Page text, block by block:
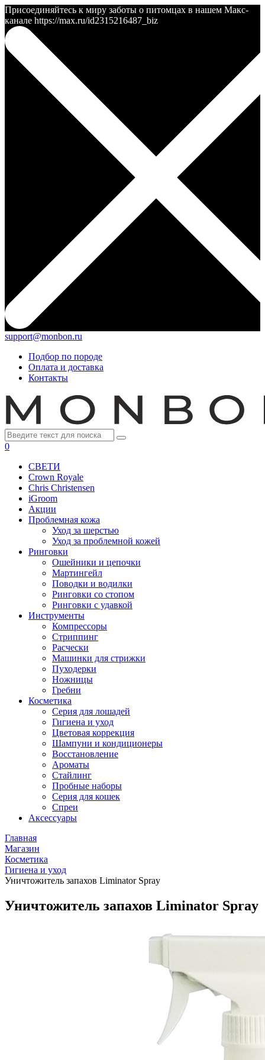
Присоединяйтесь к миру заботы о питомцах в нашем Макс-
канале https://max.ru/id2315216487_biz
support@monbon.ru
Подбор по породе
Оплата и доставка
Контакты
0
СВЕТИ
Crown Royale
Chris Christensen
iGroom
Акции
Проблемная кожа
Уход за шерстью
Уход за проблемной кожей
Ринговки
Ошейники и цепочки
Мартингейл
Поводки и водилки
Ринговки со стопом
Ринговки с удавкой
Инструменты
Компрессоры
Стриппинг
Расчески
Машинки для стрижки
Пуходерки
Ножницы
Гребни
Косметика
Серия для лошадей
Гигиена и уход
Цветовая коррекция
Шампуни и кондиционеры
Восстановление
Ароматы
Стайлинг
Пробные наборы
Серия для кошек
Спреи
Аксессуары
Главная
Магазин
Косметика
Гигиена и уход
Уничтожитель запахов Liminator Spray
Уничтожитель запахов Liminator Spray